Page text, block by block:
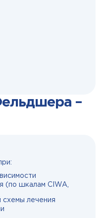
–
(по шкалам CIWA,
схемы лечения